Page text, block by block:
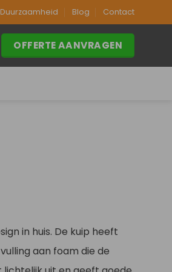
Duurzaamheid Blog Contact
OFFERTE AANVRAGEN
in huis. De kuip heeft
aan foam die de